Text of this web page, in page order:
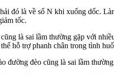
đó là về số N khi xuống dốc.
tốc.
là sai lầm thường gặp với
hỗ trợ phanh chân trong tình
đường đèo cũng là sai lầm